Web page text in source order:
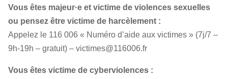
Vous êtes majeur·e et victime de violences sexuelles
ou pensez être victime de harcèlement :
Appelez le 116 006 « Numéro d’aide aux victimes » (7j/7 –
9h-19h – gratuit) – victimes@116006.fr
Vous êtes victime de cyberviolences :